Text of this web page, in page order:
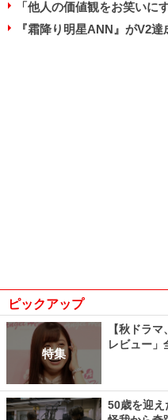
「他人の価値観をお笑いに
『霜降り明星ANN』がV2達
ピックアップ
特集
【秋ドラ
レビュー」
50歳を迎